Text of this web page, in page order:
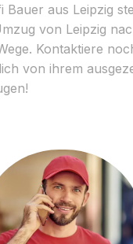
Bauer aus Leipzig
von Leipzig
Kontaktiere
von ihrem